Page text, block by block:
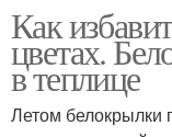
Как
цветах.
в теплице
Летом белокрылки